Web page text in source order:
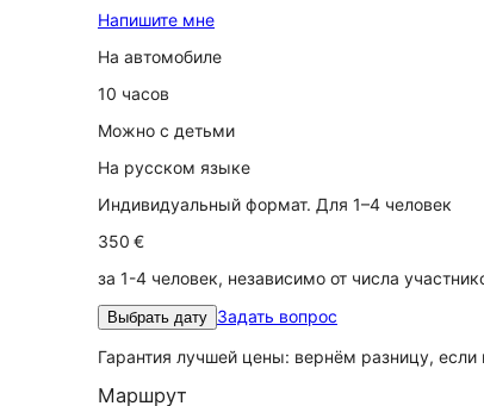
Напишите мне
На автомобиле
10 часов
Можно с детьми
На русском языке
Индивидуальный формат. Для 1–4 человек
350 €
за 1-4 человек, независимо от числа
Выбрать дату Задать вопрос
Гарантия лучшей цены: вернём разницу, если
Маршрут